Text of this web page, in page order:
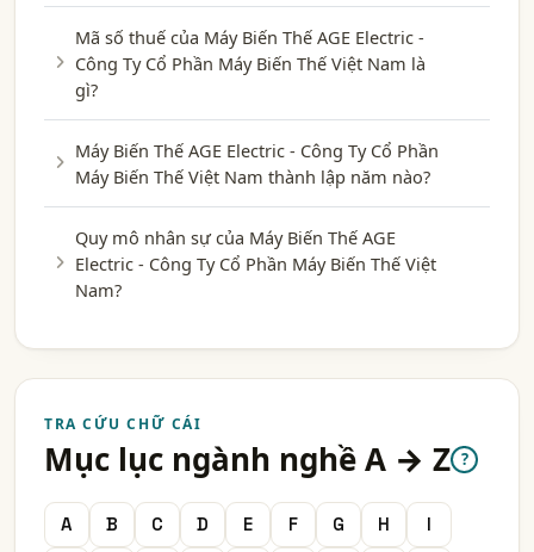
Mã số thuế của Máy Biến Thế AGE Electric -
Công Ty Cổ Phần Máy Biến Thế Việt Nam là
gì?
Máy Biến Thế AGE Electric - Công Ty Cổ Phần
Máy Biến Thế Việt Nam thành lập năm nào?
Quy mô nhân sự của Máy Biến Thế AGE
Electric - Công Ty Cổ Phần Máy Biến Thế Việt
Nam?
TRA CỨU CHỮ CÁI
Mục lục ngành nghề A → Z ?
A B C D E F G H
I